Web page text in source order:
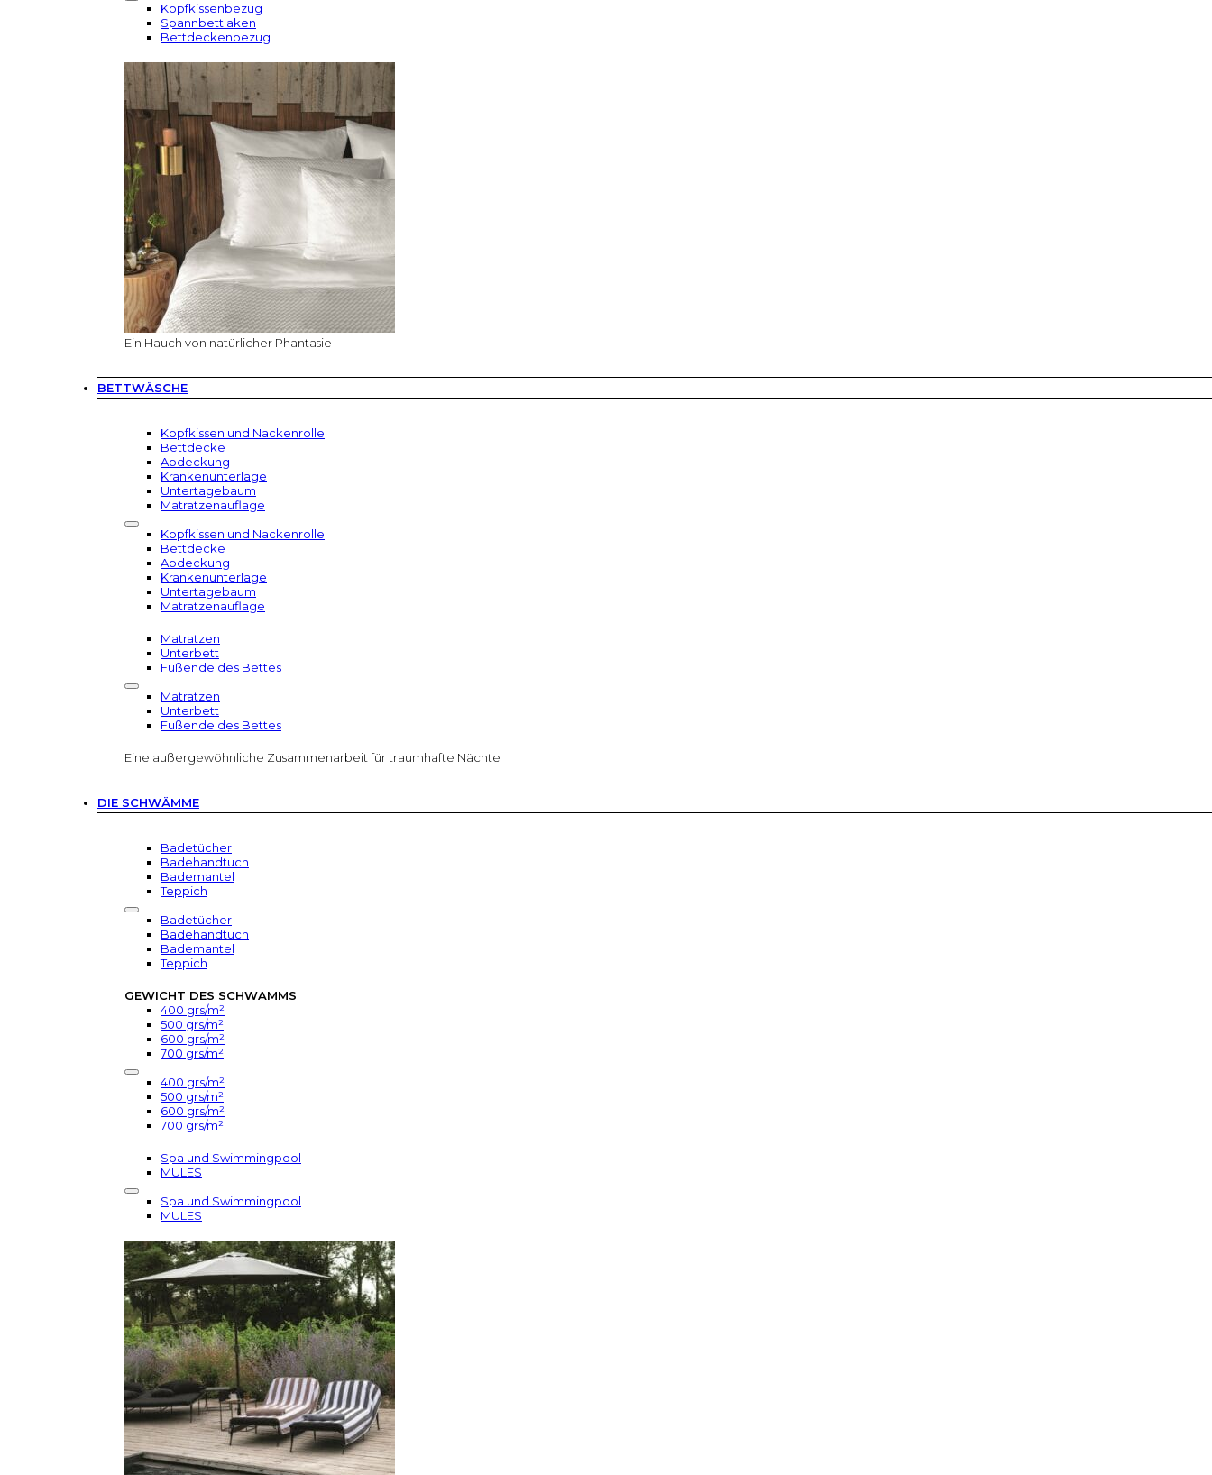
Kopfkissenbezug
Spannbettlaken
Bettdeckenbezug
Ein Hauch von natürlicher Phantasie
BETTWÄSCHE
Kopfkissen und Nackenrolle
Bettdecke
Abdeckung
Krankenunterlage
Untertagebaum
Matratzenauflage
Kopfkissen und Nackenrolle
Bettdecke
Abdeckung
Krankenunterlage
Untertagebaum
Matratzenauflage
Matratzen
Unterbett
Fußende des Bettes
Matratzen
Unterbett
Fußende des Bettes
Eine außergewöhnliche Zusammenarbeit für traumhafte Nächte
DIE SCHWÄMME
Badetücher
Badehandtuch
Bademantel
Teppich
Badetücher
Badehandtuch
Bademantel
Teppich
GEWICHT DES SCHWAMMS
400 grs/m²
500 grs/m²
600 grs/m²
700 grs/m²
400 grs/m²
500 grs/m²
600 grs/m²
700 grs/m²
Spa und Swimmingpool
MULES
Spa und Swimmingpool
MULES